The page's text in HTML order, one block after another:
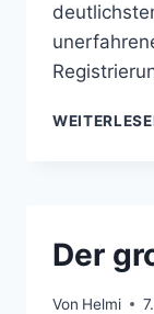
Der
Von Helmi